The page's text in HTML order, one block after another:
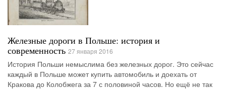
Железные дороги в Польше: история и
современность 27 января 2016
История Польши немыслима без железных дорог. Это сейчас
каждый в Польше может купить автомобиль и доехать от
Кракова до Колобжега за 7 с половиной часов. Но ещё не так